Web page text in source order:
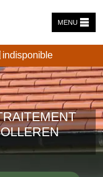
MENU
indisponible